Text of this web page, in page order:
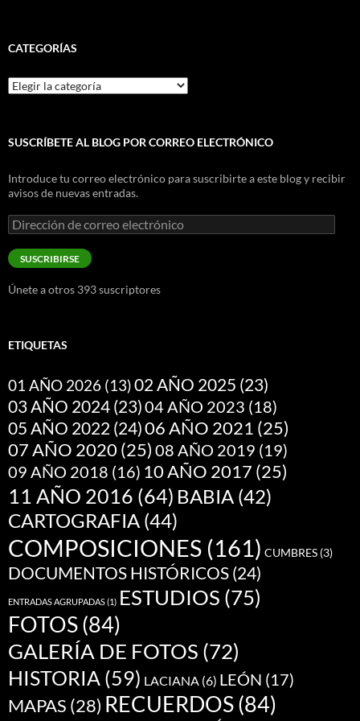
CATEGORÍAS
Categorías
SUSCRÍBETE AL BLOG POR CORREO ELECTRÓNICO
Introduce tu correo electrónico para suscribirte a este blog y recibir
avisos de nuevas entradas.
Dirección
de
correo
electrónico
SUSCRIBIRSE
Únete a otros 393 suscriptores
ETIQUETAS
01 AÑO 2026 (13)02 AÑO 2025 (23)
03 AÑO 2024(23)04 AÑO 2023 (18)
05 AÑO 2022 (24)06 AÑO 2021 (25)
07 AÑO 2020 (25) 08 AÑO 2019 (19)
09 AÑO 2018 (16) 10 AÑO 2017 (25)
11 AÑO 2016 (64) BABIA (42)
CARTOGRAFIA (44)
COMPOSICIONES (161) CUMBRES (3)
DOCUMENTOS HISTÓRICOS(24)
ENTRADAS AGRUPADAS(1) ESTUDIOS (75)
FOTOS(84)
GALERÍA DE FOTOS (72)
HISTORIA (59) LACIANA (6) LEÓN (17)
MAPAS (28) RECUERDOS(84)